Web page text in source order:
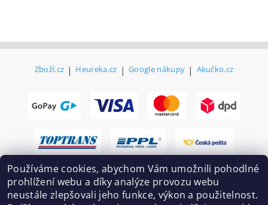
Zboží.cz | Heureka.cz | Google nákupy | Akučko.cz
Používáme cookies, abychom Vám umožnili pohodlné
prohlížení webu a díky analýze provozu webu
neustále zlepšovali jeho funkce, výkon a použitelnost.